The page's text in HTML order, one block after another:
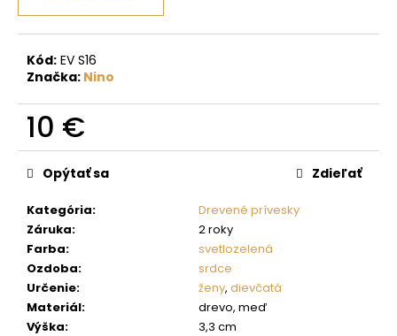
Kód: EV S16
Značka: Nino
10 €
Jednotková
cena:
Kategória:
Drevené prívesky
Záruka:
2 roky
Farba:
svetlozelená
Ozdoba:
srdce
Určenie: ženy, dievčatá
Materiál:
drevo, meď
Výška:
3,3 cm
Opýtať sa Zdieľať
m
e